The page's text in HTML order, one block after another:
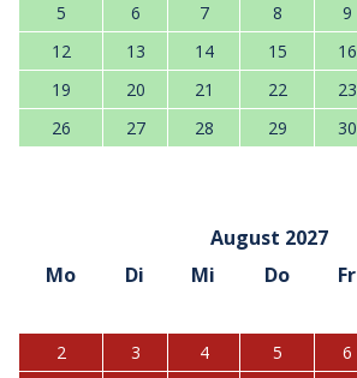
5
6 7 8 9
12
13 14 15 16
19
20 21 22 23
26
27 28 29 30
August 2027
Mo
Di Mi Do Fr
2
3 4 5 6